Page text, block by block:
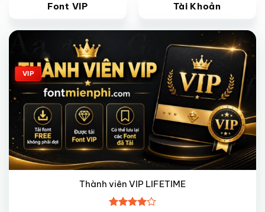
Font VIP Tài Khoản
Giảm giá!
VIP
Thành viên VIP LIFETIME